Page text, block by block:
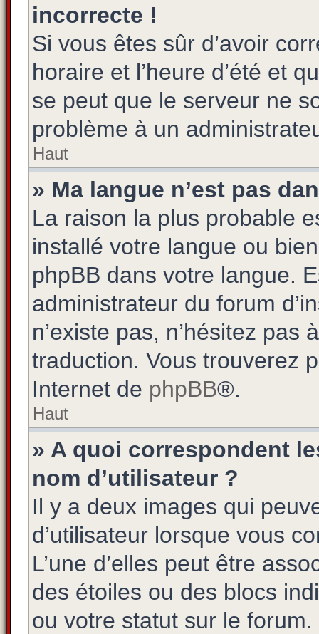
incorrecte !
Si vous êtes sûr d’avoir
horaire et l’heure d’été et
se peut que le serveur ne
problème à un
Haut
» Ma langue n’est pas
La raison la plus probable
installé votre langue ou
phpBB dans votre langue.
administrateur du forum
n’existe pas, n’hésitez
traduction. Vous trouverez
Internet de phpBB®.
Haut
» A quoi correspondent
nom d’utilisateur ?
Il y a deux images qui
d’utilisateur lorsque vous
L’une d’elles peut être
des étoiles ou des blocs
ou votre statut sur le